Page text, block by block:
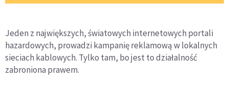
Jeden z największych, światowych internetowych portali
hazardowych, prowadzi kampanię reklamową w lokalnych
sieciach kablowych. Tylko tam, bo jest to działalność
zabroniona prawem.